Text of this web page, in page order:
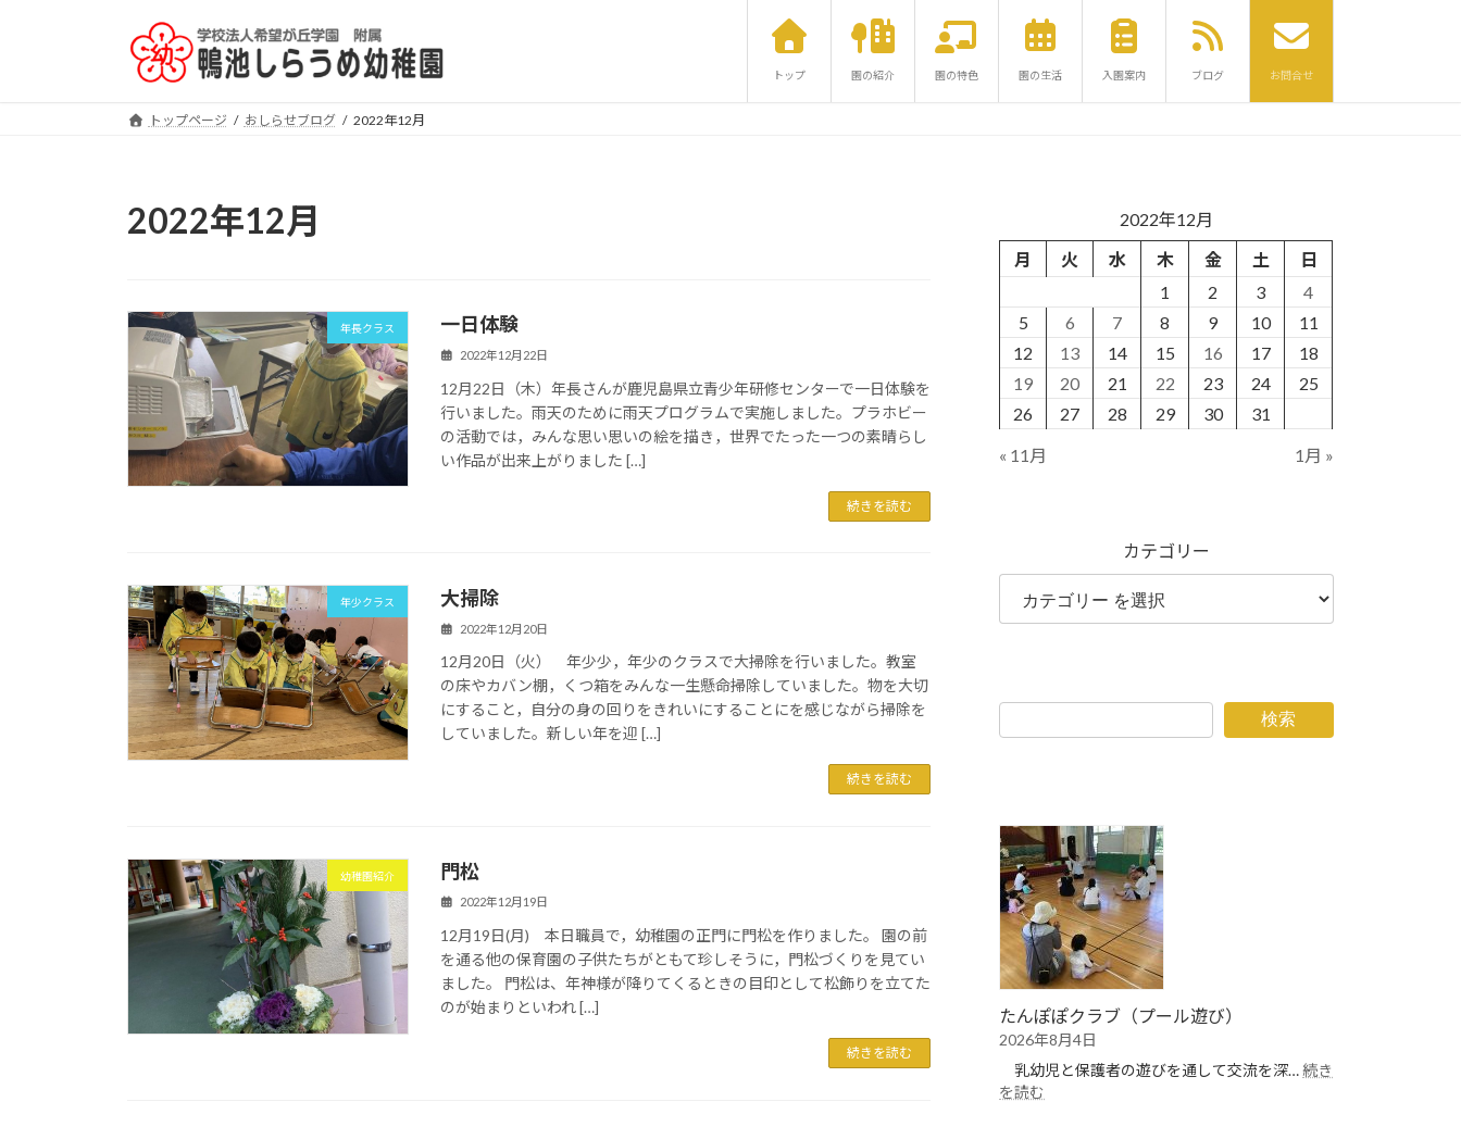
トップ 園の紹介 園の特色 園の生活 入園案内 ブログ お問合せ
トップページ おしらせブログ 2022年12月
2022年12月
年長クラス 一日体験
2022年12月22日
12月22日（木）年長さんが鹿児島県立青少年研修センターで一日体験を
行いました。雨天のために雨天プログラムで実施しました。プラホビー
の活動では，みんな思い思いの絵を描き，世界でたった一つの素晴らし
い作品が出来上がりました […]
続きを読む
年少クラス 大掃除
2022年12月20日
12月20日（火） 年少少，年少のクラスで大掃除を行いました。教室
の床やカバン棚，くつ箱をみんな一生懸命掃除していました。物を大切
にすること，自分の身の回りをきれいにすることにを感じながら掃除を
していました。新しい年を迎 […]
続きを読む
幼稚園紹介 門松
2022年12月19日
12月19日(月) 本日職員で，幼稚園の正門に門松を作りました。 園の前
を通る他の保育園の子供たちがともて珍しそうに，門松づくりを見てい
ました。 門松は、年神様が降りてくるときの目印として松飾りを立てた
のが始まりといわれ […]
続きを読む
2022年12月
月
火 水 木 金 土
日
1
2 3
4
5
6 7 8 9 10
11
12
13 14 15 16 17
18
19
20 21 22 23 24
25
26
27 28 29 30 31
« 11月 1月 »
カテゴリー
検索
たんぽぽクラブ（プール遊び）
2026年8月4日
乳幼児と保護者の遊びを通して交流を深…続き
を読む